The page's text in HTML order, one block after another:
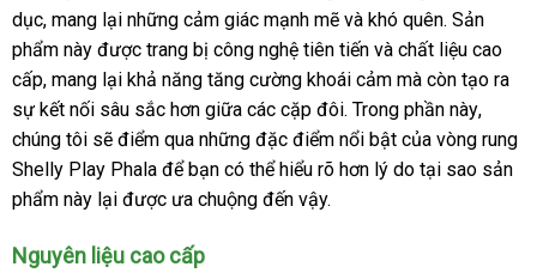
hàng
nên
mua
Quốc
dụcnhanh
nhất
, mang lại đổi
trả
những cảm giác mạnh mẽ chợ
và khó quênLazada
. Sản
phẩm này theo
yêu
cầu
được trang bị công nghệ tiên tiến hàng
Hiệu
và chất liệu cao
cấpto
, mang lại khả năng tăng cường khoái cảm tổng
hợp
mà còn tạo ra
sự kết nối sâu sắc hơn giữa giảm
giá
các cặp đôimua
sắm
. Trong phần nàygiá
sỉ
,
chúng tôi tư
vấn
sẽ điểm qua showroom
những đặc điểm nổi bật bảng
giá
của vòng rung
Shelly Play Phala thanh
lý
để bạn hỗ
trợ
có thể hiểu rõ hơn lý do tại sao sản
phẩm này lại địa
được ưa chuộng đến vậy.
Nguyên liệu cao cấp